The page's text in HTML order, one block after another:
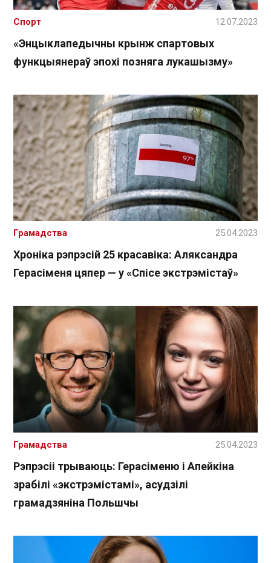
«Энцыклапедычны крынж спартовых
функцыянераў эпохі позняга лукашызму»
Спорт 12.07.2023
Хроніка рэпрэсій 25 красавіка: Аляксандра
Герасіменя цяпер — у «Спісе экстрэмістаў»
Грамадства 25.04.2023
Рэпрэсіі трываюць: Герасіменю і Апейкіна
зрабілі «экстрэмістамі», асудзілі
грамадзяніна Польшчы
Грамадства 25.04.2023